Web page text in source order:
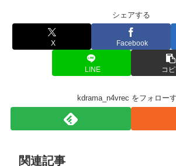
シェアする
X Facebook
LINE コ
kdrama_n4vrec をフォロー
関連記事